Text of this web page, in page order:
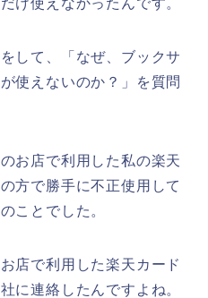
して、「なぜ、ブックサ
使えないのか？」を質問
お店で利用した私の楽天
方で勝手に不正使用して
ことでした。
店で利用した楽天カード
に連絡したんですよね。